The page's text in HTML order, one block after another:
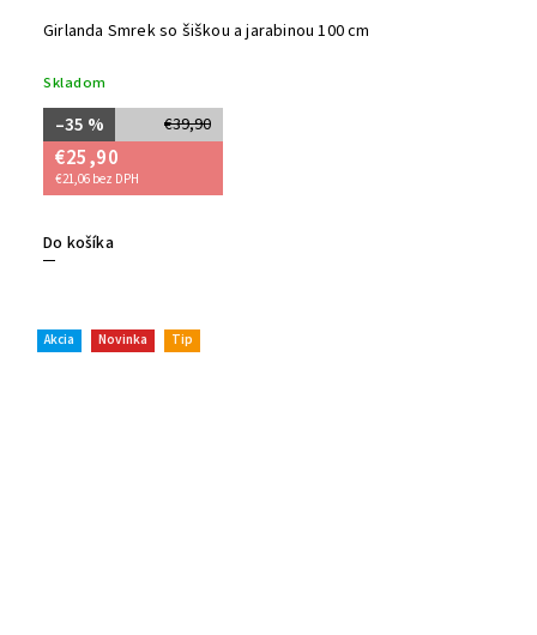
Girlanda Smrek so šiškou a jarabinou 100 cm
Skladom
€39,90
–35 %
€25,90
€21,06 bez DPH
Do košíka
Akcia Novinka Tip